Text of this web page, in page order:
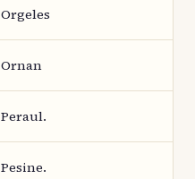
Orgeles
Ornan
Peraul.
Pesine.